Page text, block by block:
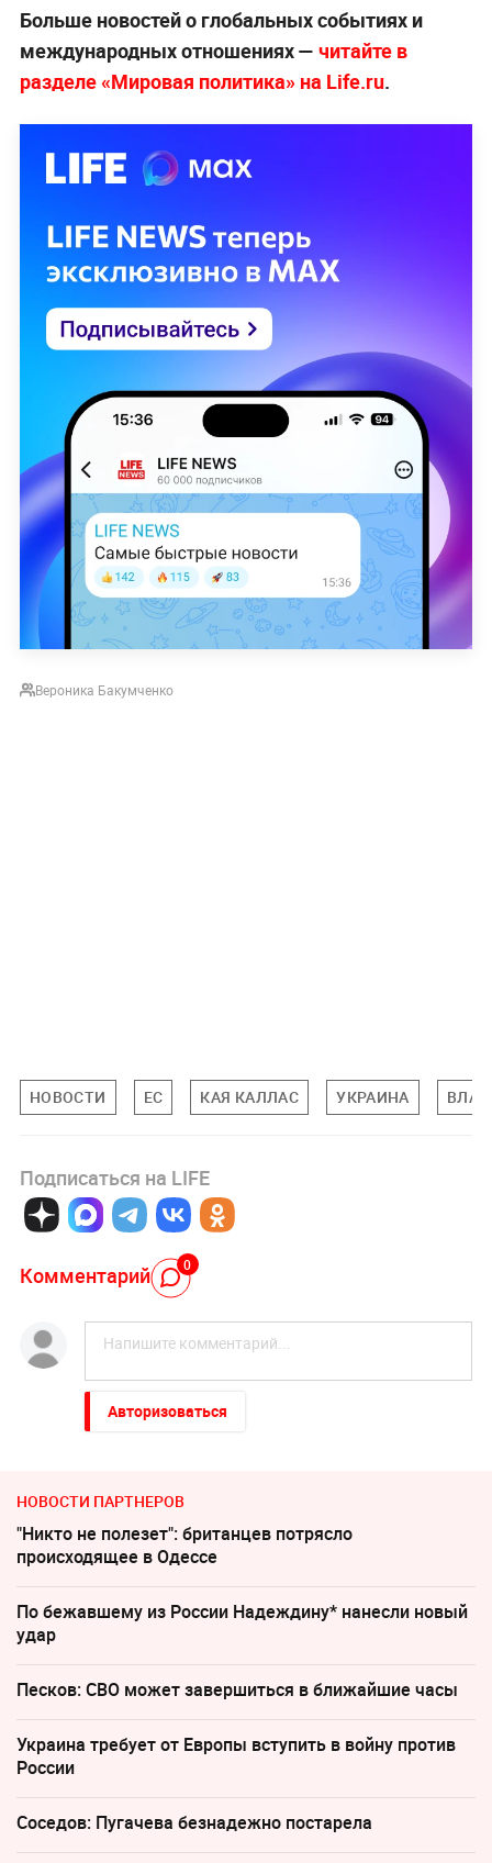
Больше новостей о глобальных событиях и
международных отношениях — читайте в
разделе «Мировая политика» на Life.ru.
Вероника Бакумченко
НОВОСТИ ЕС КАЯ КАЛЛАС УКРАИНА
Подписаться на LIFE
Комментарий 0
Авторизоваться
НОВОСТИ ПАРТНЕРОВ
"Никто не полезет": британцев потрясло
происходящее в Одессе
По бежавшему из России Надеждину* нанесли новый
удар
Песков: СВО может завершиться в ближайшие часы
Украина требует от Европы вступить в войну против
России
Соседов: Пугачева безнадежно постарела